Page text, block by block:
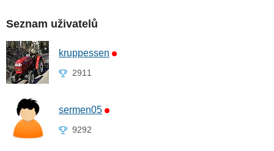
Seznam uživatelů
kruppessen
2911
sermen05
9292